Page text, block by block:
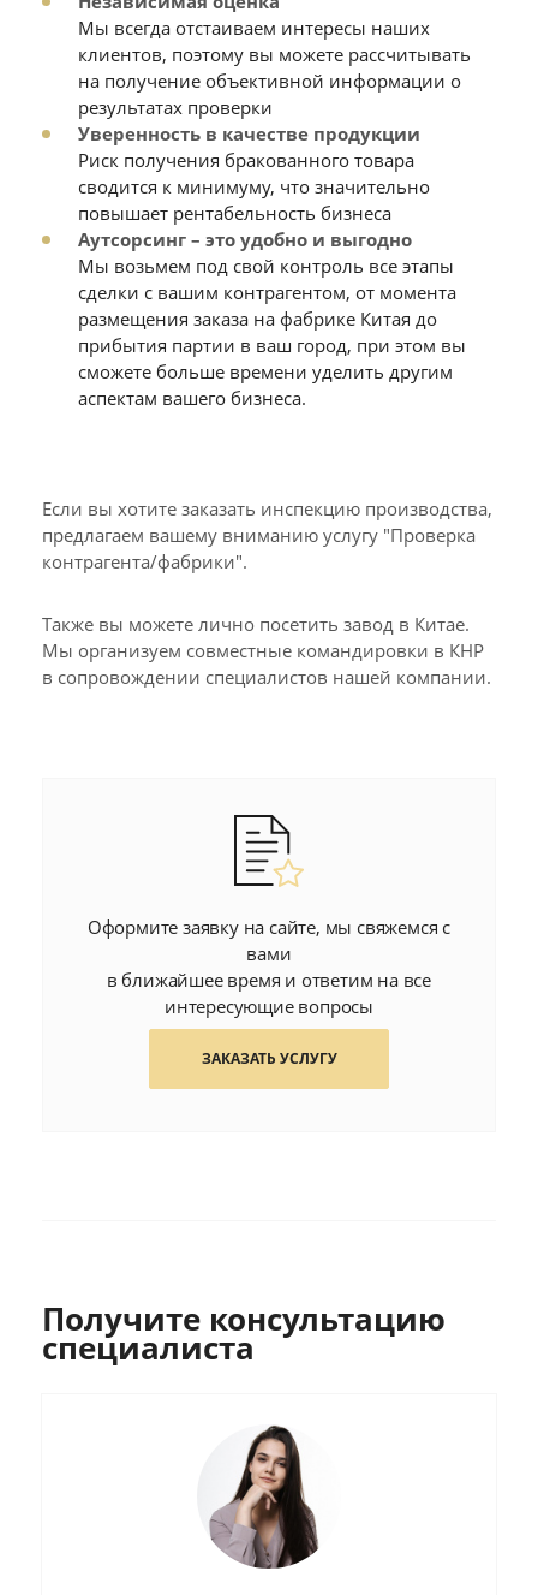
Мы всегда отстаиваем интересы наших
клиентов, поэтому вы можете рассчитывать
на получение объективной информации о
результатах проверки
Уверенность в качестве продукции
Риск получения бракованного товара
сводится к минимуму, что значительно
повышает рентабельность бизнеса
Аутсорсинг – это удобно и выгодно
Мы возьмем под свой контроль все этапы
сделки с вашим контрагентом, от момента
размещения заказа на фабрике Китая до
прибытия партии в ваш город, при этом вы
сможете больше времени уделить другим
аспектам вашего бизнеса.
Если вы хотите заказать инспекцию производства,
предлагаем вашему вниманию услугу "Проверка
контрагента/фабрики".
Также вы можете лично посетить завод в Китае.
Мы организуем совместные командировки в КНР
в сопровождении специалистов нашей компании.
Оформите заявку на сайте, мы свяжемся с
вами
в ближайшее время и ответим на все
интересующие вопросы
ЗАКАЗАТЬ УСЛУГУ
Получите консультацию
специалиста